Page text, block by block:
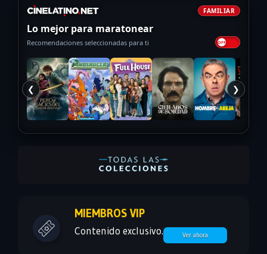
FAMILIAR
Lo mejor para maratonear
Recomendaciones seleccionadas para ti
❮ ❯
MIEMBROS VIP
Contenido exclusivo. Ver ahora